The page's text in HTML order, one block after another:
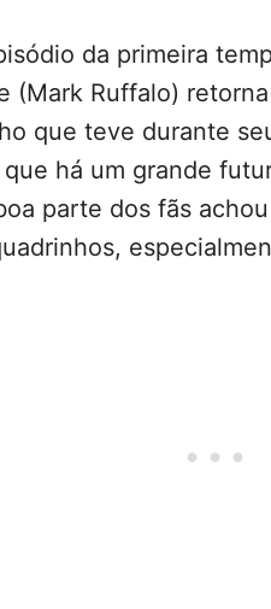
da primeira
(Mark Ruffalo)
que teve durante
há um grande
parte dos fãs